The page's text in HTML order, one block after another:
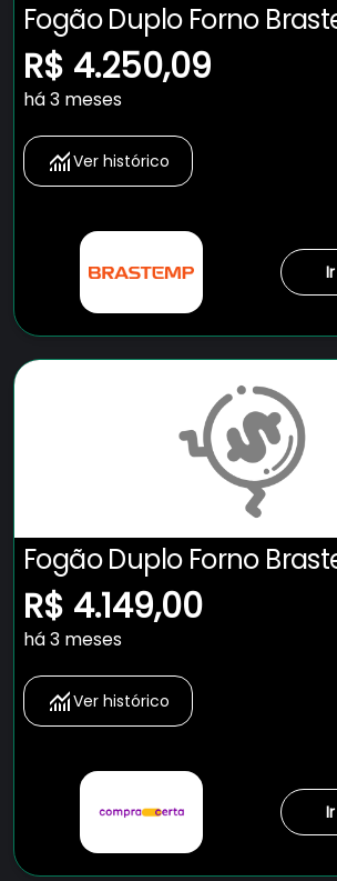
Fogão Duplo Forno
Tecnologia Air Fryer Pro -
R$ 4.250,09
há 3 meses
Ver histórico
Fogão Duplo Forno
Tecnologia Air Fryer Pro -
R$ 4.149,00
há 3 meses
Ver histórico